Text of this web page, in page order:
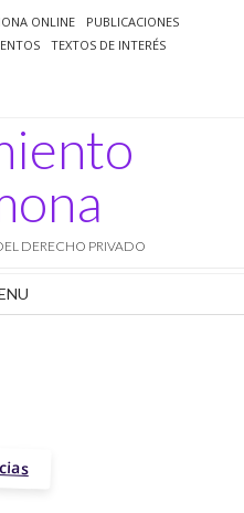
ONLINE
PUBLICACIONES
TEXTOS DE INTERÉS
DERECHO PRIVADO